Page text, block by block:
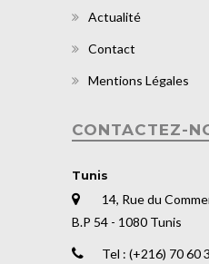
Actualité
Contact
Mentions Légales
CONTACTEZ-
Tunis
14, Rue du
B.P 54 - 1080 Tunis
Tel : (+216) 70 60